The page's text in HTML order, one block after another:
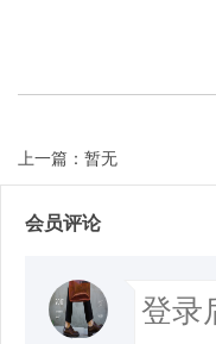
上一篇：暂无
会员评论